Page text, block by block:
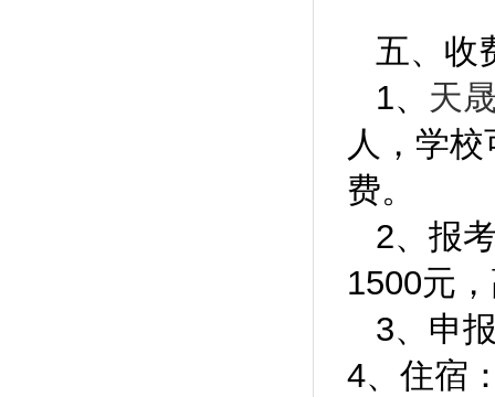
五、收
1、 天
人，学
费。
2、报
1500元
3、申
4、住宿